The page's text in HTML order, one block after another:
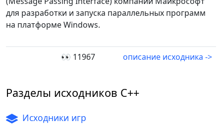
для разработки и запуска параллельных программ
на платформе Windows.
👀 11967 описание исходника ->
Разделы исходников C++
Исходники игр